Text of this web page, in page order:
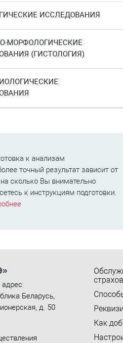
ИССЛЕДОВАНИЯ
МОРФОЛОГИЧЕСКИЕ
(ГИСТОЛОГИЯ)
к анализам
точный результат зависит от
на сколько Вы внимательно
к инструкциям подготовки.
Беларусь,
д. 50
Как